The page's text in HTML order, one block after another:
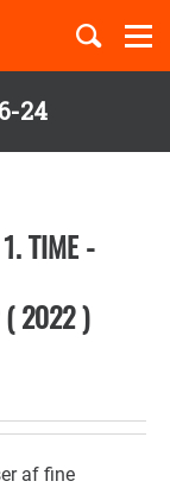
24
TIME -
(2022)
af fine